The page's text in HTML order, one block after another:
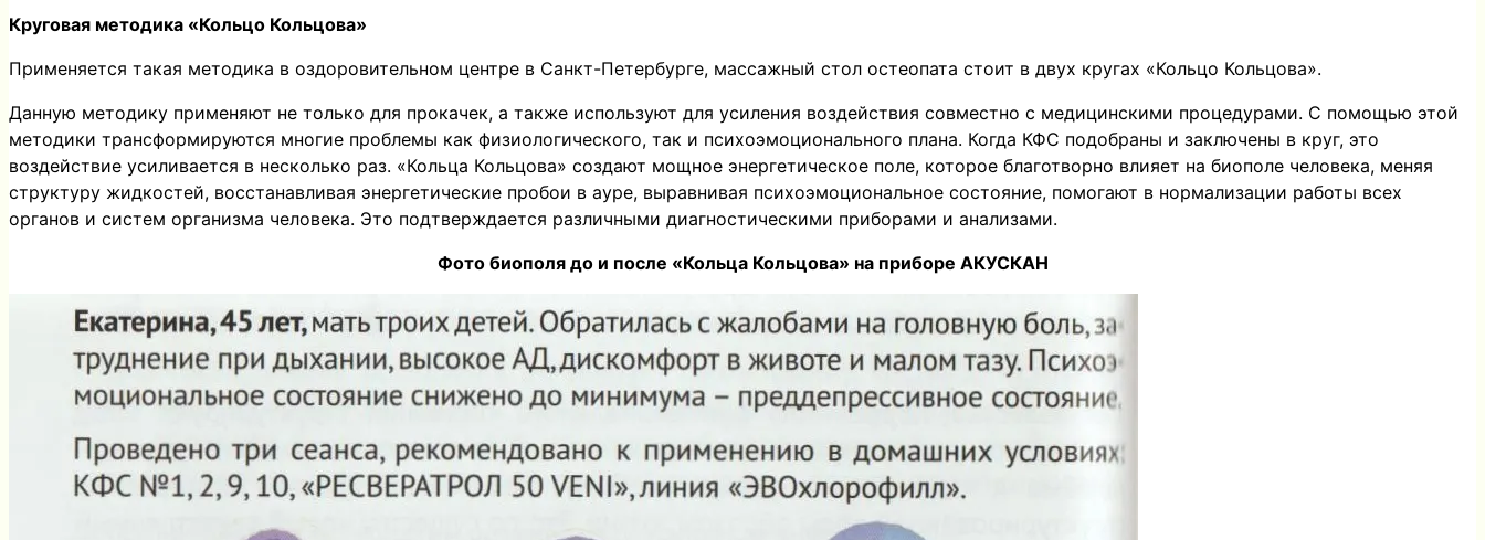
Круговая методика «Кольцо Кольцова»
Применяется такая методика в оздоровительном центре в Санкт-Петербурге, массажный стол остеопата стоит в двух кругах «Кольцо Кольцова».
Данную методику применяют не только для прокачек, а также используют для усиления воздействия совместно с медицинскими процедурами. С помощью этой
методики трансформируются многие проблемы как физиологического, так и психоэмоционального плана. Когда КФС подобраны и заключены в круг, это
воздействие усиливается в несколько раз. «Кольца Кольцова» создают мощное энергетическое поле, которое благотворно влияет на биополе человека, меняя
структуру жидкостей, восстанавливая энергетические пробои в ауре, выравнивая психоэмоциональное состояние, помогают в нормализации работы всех
органов и систем организма человека. Это подтверждается различными диагностическими приборами и анализами.
Фото биополя до и после «Кольца Кольцова» на приборе АКУСКАН